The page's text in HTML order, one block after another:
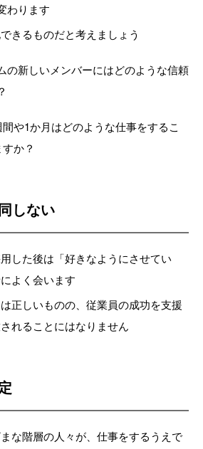
わります
きるものだと考えましょう
の新しいメンバーにはどのような信頼
や1か月はどのような仕事をするこ
か？
しない
した後は「好きなようにさせてい
よく会います
正しいものの、従業員の成功を支援
れることにはなりません
な階層の人々が、仕事をするうえで